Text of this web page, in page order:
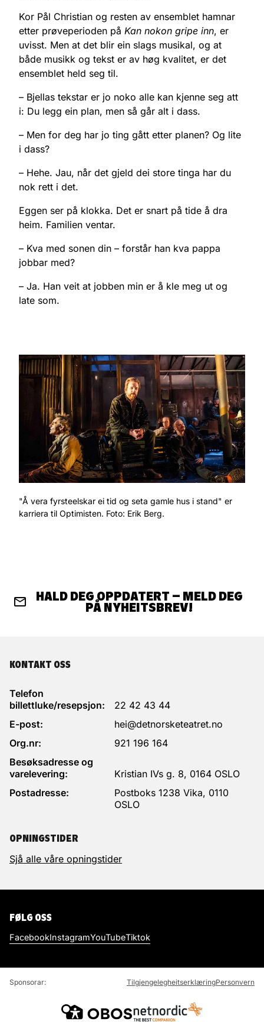
Kor Pål Christian og resten av ensemblet hamnar
etter prøveperioden på Kan nokon gripe inn, er
uvisst. Men at det blir ein slags musikal, og at
både musikk og tekst er av høg kvalitet, er det
ensemblet held seg til.
– Bjellas tekstar er jo noko alle kan kjenne seg att
i: Du legg ein plan, men så går alt i dass.
– Men for deg har jo ting gått etter planen? Og lite
i dass?
– Hehe. Jau, når det gjeld dei store tinga har du
nok rett i det.
Eggen ser på klokka. Det er snart på tide å dra
heim. Familien ventar.
– Kva med sonen din – forstår han kva pappa
jobbar med?
– Ja. Han veit at jobben min er å kle meg ut og
late som.
"Å vera fyrsteelskar ei tid og seta gamle hus i stand" er
karriera til Optimisten. Foto: Erik Berg.
HALD DEG OPPDATERT – MELD DEG
PÅ NYHEITSBREV!
KONTAKT OSS
Telefon
billettluke/resepsjon:
22 42 43 44
E-post:
hei@detnorsketeatret.no
Org.nr:
921 196 164
Besøksadresse og
varelevering:
Kristian IVs g. 8, 0164 OSLO
Postadresse:
Postboks 1238 Vika, 0110
OSLO
OPNINGSTIDER
Sjå alle våre opningstider
FØLG OSS
FacebookInstagramYouTubeTiktok
Sponsorar: TilgjengelegheitserklæringPersonvern